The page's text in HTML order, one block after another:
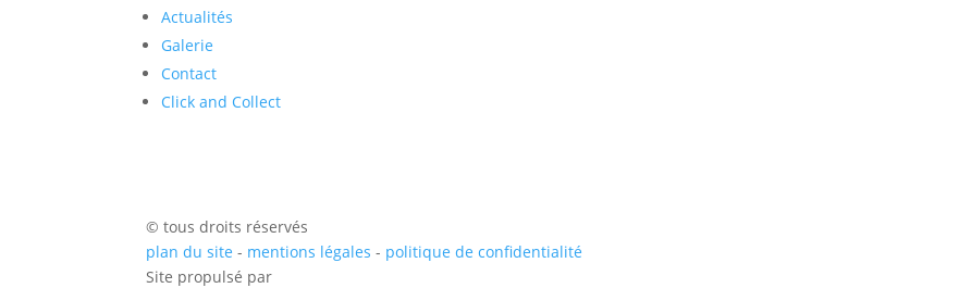
Actualités
Galerie
Contact
Click and Collect
© tous droits réservés
plan du site - mentions légales- politique de confidentialité
Site propulsé par